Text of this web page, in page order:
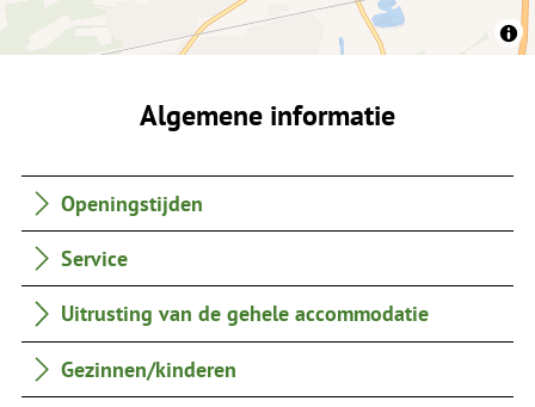
Algemene informatie
Openingstijden
Service
Uitrusting van de gehele accommodatie
Gezinnen/kinderen